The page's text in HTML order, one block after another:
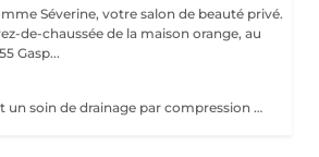
Séverine, votre salon de beauté privé.
de-chaussée de la maison orange, au
Gasp...
La pressothérapie est un soin de drainage par compression douce qui stimule la circulation et favorise l'élimination des toxines. Elle procure une agréable sensation de légèreté, aide à soulager les jambes lourdes et offre un véritable moment de détente. À découvrir ponctuellement pour une pause bien-être ou en cure pour des résultats optimisés. Elle s'associe parfaitement à un soin du visage, un Lash Lift ou toute autre prestation.